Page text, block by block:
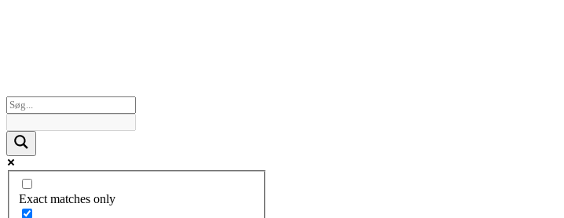
Exact matches only